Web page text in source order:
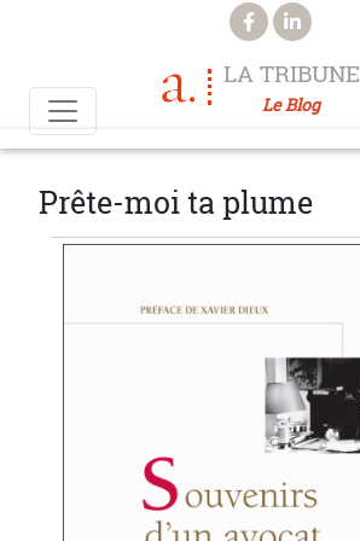
Aller au contenu principal
LA TRIBUNE
Le Blog
Prête-moi ta plume